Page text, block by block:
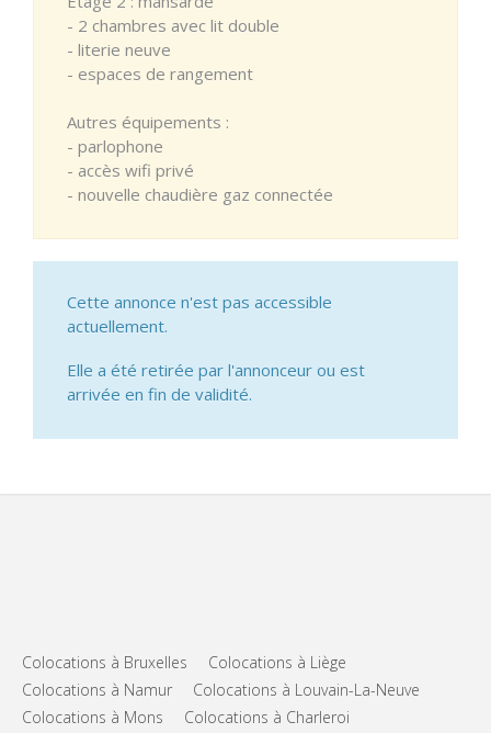
- 2 chambres avec lit double
- literie neuve
- espaces de rangement
Autres équipements :
- parlophone
- accès wifi privé
- nouvelle chaudière gaz connectée
Cette annonce n'est pas accessible
actuellement.
Elle a été retirée par l'annonceur ou est
arrivée en fin de validité.
Colocations à Bruxelles
Colocations à Liège
Colocations à Namur
Colocations à Louvain-La-Neuve
Colocations à Mons
Colocations à Charleroi